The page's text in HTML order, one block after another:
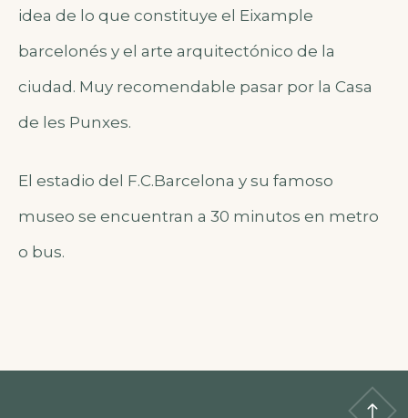
idea de lo que constituye el Eixample
barcelonés y el arte arquitectónico de la
ciudad. Muy recomendable pasar por la Casa
de les Punxes.
El estadio del F.C.Barcelona y su famoso
museo se encuentran a 30 minutos en metro
o bus.